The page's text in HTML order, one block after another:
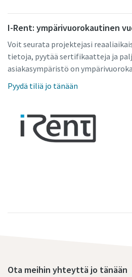
I-Rent: ympärivuorokautinen
Voit seurata projektejasi
tietoja, pyytää sertifikaatteja ja
asiakasympäristö on
Pyydä tiliä jo tänään
Ota meihin yhteyttä jo tänään